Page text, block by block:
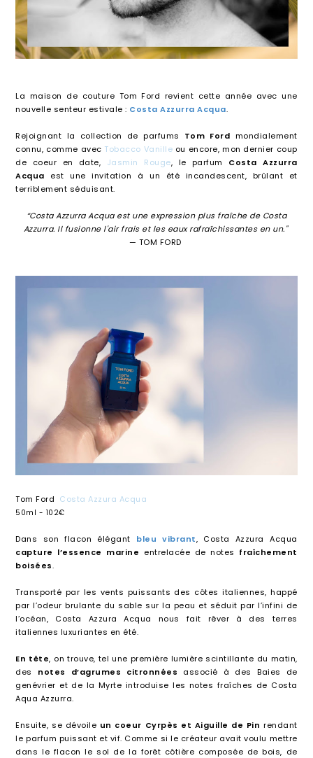
La maison de couture Tom Ford revient cette année avec une
nouvelle senteur estivale : Costa Azzurra Acqua.
Rejoignant la collection de parfums Tom Ford mondialement
connu, comme avec Tobacco Vanille ou encore, mon dernier coup
de coeur en date, Jasmin Rouge, le parfum Costa Azzurra
Acqua est une invitation à un été incandescent, brûlant et
terriblement séduisant.
“Costa Azzurra Acqua est une expression plus fraîche de Costa
Azzurra. Il fusionne l'air frais et les eaux rafraîchissantes en un."
— TOM FORD
Tom Ford Costa Azzura Acqua
50ml - 102€
Dans son flacon élégant bleu vibrant, Costa Azzura Acqua
capture l’essence marine entrelacée de notes fraîchement
boisées.
Transporté par les vents puissants des côtes italiennes, happé
par l’odeur brulante du sable sur la peau et séduit par l’infini de
l’océan, Costa Azzura Acqua nous fait rêver à des terres
italiennes luxuriantes en été.
En tête, on trouve, tel une première lumière scintillante du matin,
des notes d’agrumes citronnées associé à des Baies de
genévrier et de la Myrte introduise les notes fraîches de Costa
Aqua Azzurra.
Ensuite, se dévoile un coeur Cyrpès et Aiguille de Pin rendant
le parfum puissant et vif. Comme si le créateur avait voulu mettre
dans le flacon le sol de la forêt côtière composée de bois, de